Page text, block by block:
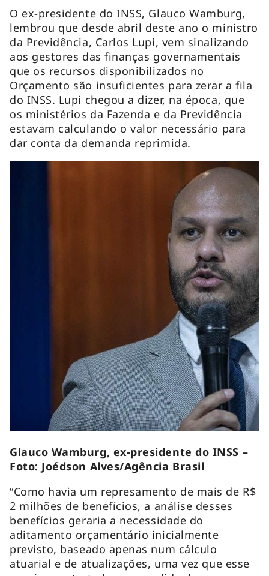
O ex-presidente do INSS, Glauco Wamburg,
lembrou que desde abril deste ano o ministro
da Previdência, Carlos Lupi, vem sinalizando
aos gestores das finanças governamentais
que os recursos disponibilizados no
Orçamento são insuficientes para zerar a fila
do INSS. Lupi chegou a dizer, na época, que
os ministérios da Fazenda e da Previdência
estavam calculando o valor necessário para
dar conta da demanda reprimida.
Glauco Wamburg, ex-presidente do INSS –
Foto: Joédson Alves/Agência Brasil
“Como havia um represamento de mais de R$
2 milhões de benefícios, a análise desses
benefícios geraria a necessidade do
aditamento orçamentário inicialmente
previsto, baseado apenas num cálculo
atuarial e de atualizações, uma vez que esse